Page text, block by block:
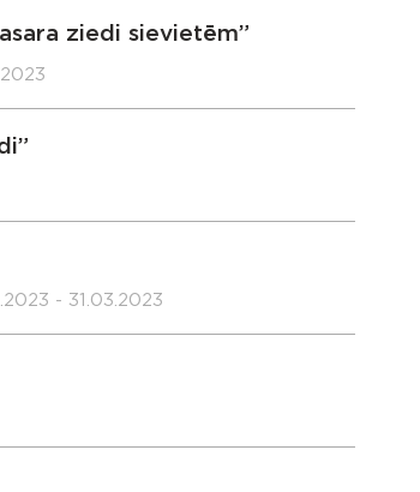
ziedi sievietēm”
- 31.03.2023